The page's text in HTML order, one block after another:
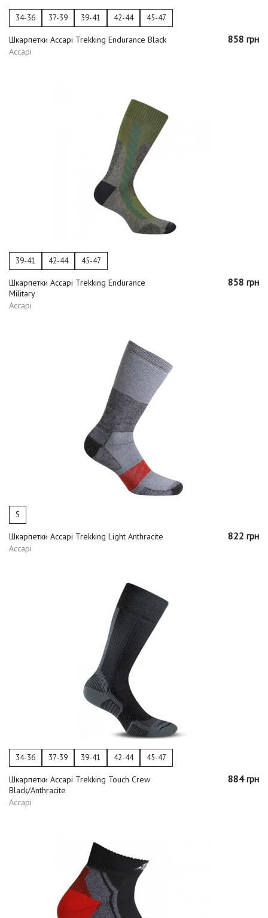
34-36 37-39 39-41 42-44 45-47
Шкарпетки Accapi Trekking Endurance Black
Accapi
858 грн
39-41 42-44 45-47
Шкарпетки Accapi Trekking Endurance
Military
Accapi
858 грн
S
Шкарпетки Accapi Trekking Light Anthracite
Accapi
822 грн
34-36 37-39 39-41 42-44 45-47
Шкарпетки Accapi Trekking Touch Crew
Black/Anthracite
Accapi
884 грн